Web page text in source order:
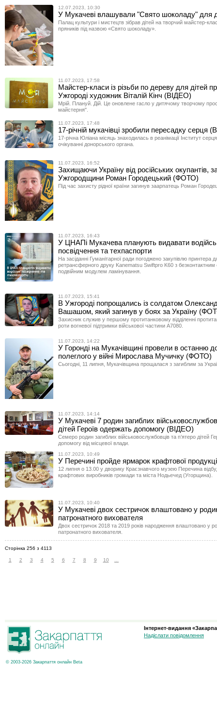
12.07.2023, 10:30
У Мукачеві влашували "Свято шоколаду" для
Палац культури і мистецтв зібрав дітей на творчий майстер-
пряників під назвою «Свято шоколаду».
11.07.2023, 17:58
Майстер-класи із різьби по дереву для дітей
Ужгороді художник Віталій Кінч (ВІДЕО)
Мрій. Плануй. Дій. Це оновлене гасло у дитячому творчому
майстерня".
11.07.2023, 17:48
17-річній мукачівці зробили пересадку серця
17-річна Юліана місяць знаходилась в реанімації Інститут
очікуванні донорського органа.
11.07.2023, 16:52
Захищаючи Україну від російських окупантів,
Ужгородщини Роман Городецький (ФОТО)
Під час захисту рідної країни загинув заарпатець Роман
11.07.2023, 16:43
У ЦНАПі Мукачева планують видавати
посвідчення та техпаспорти
На засіданні Гуманітарної ради погоджено закупівлю принтера
ретрансферного друку Kanematsu Swiftpro K60 з
подвійним модулем ламінування.
11.07.2023, 15:41
В Ужгороді попрощались із солдатом
Вашашом, який загинув у боях за Україну
Захисник служив у першому протитанковому відділенні
роти вогневої підтримки військової частини А7080.
11.07.2023, 14:22
У Горонді на Мукачівщині провели в останню
полеглого у війні Мирослава Мучичку (ФОТО)
Сьогодні, 11 липня, Мукачівщина прощалася з загиблим за
11.07.2023, 14:14
У Мукачеві 7 родин загиблих
дітей Героїв одержать допомогу (ВІДЕО)
Семеро родин загиблих військовослужбовців та п’ятеро дітей
допомогу від місцевої влади.
11.07.2023, 10:49
У Перечині пройде ярмарок крафтової
12 липня о 13.00 у дворику Краєзнавчого музею Перечина
крафтових виробників громади та міста Нодьечед (Угорщина).
11.07.2023, 10:40
У Мукачеві двох сестричок влаштовано у
патронатного вихователя
Двох сестричок 2018 та 2019 років народження влаштовано у
патронатного вихователя.
Сторінка 256 з 4113
1 2 3 4 5 6 7 8 9 10
© 2003-2026 Закарпаття онлайн Beta
Інтернет-видання
Надіслати повідомлення